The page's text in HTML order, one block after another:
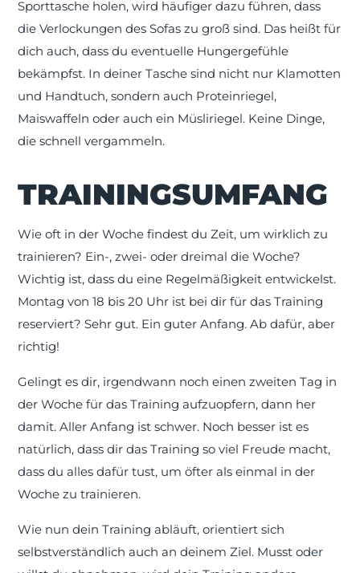
Sporttasche holen, wird häufiger dazu führen, dass
die Verlockungen des Sofas zu groß sind. Das heißt für
dich auch, dass du eventuelle Hungergefühle
bekämpfst. In deiner Tasche sind nicht nur Klamotten
und Handtuch, sondern auch Proteinriegel,
Maiswaffeln oder auch ein Müsliriegel. Keine Dinge,
die schnell vergammeln.
TRAININGSUMFANG
Wie oft in der Woche findest du Zeit, um wirklich zu
trainieren? Ein-, zwei- oder dreimal die Woche?
Wichtig ist, dass du eine Regelmäßigkeit entwickelst.
Montag von 18 bis 20 Uhr ist bei dir für das Training
reserviert? Sehr gut. Ein guter Anfang. Ab dafür, aber
richtig!
Gelingt es dir, irgendwann noch einen zweiten Tag in
der Woche für das Training aufzuopfern, dann her
damit. Aller Anfang ist schwer. Noch besser ist es
natürlich, dass dir das Training so viel Freude macht,
dass du alles dafür tust, um öfter als einmal in der
Woche zu trainieren.
Wie nun dein Training abläuft, orientiert sich
selbstverständlich auch an deinem Ziel. Musst oder